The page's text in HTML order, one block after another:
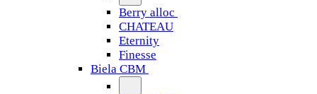
Berry alloc
CHATEAU
Eternity
Finesse
Biela CBM